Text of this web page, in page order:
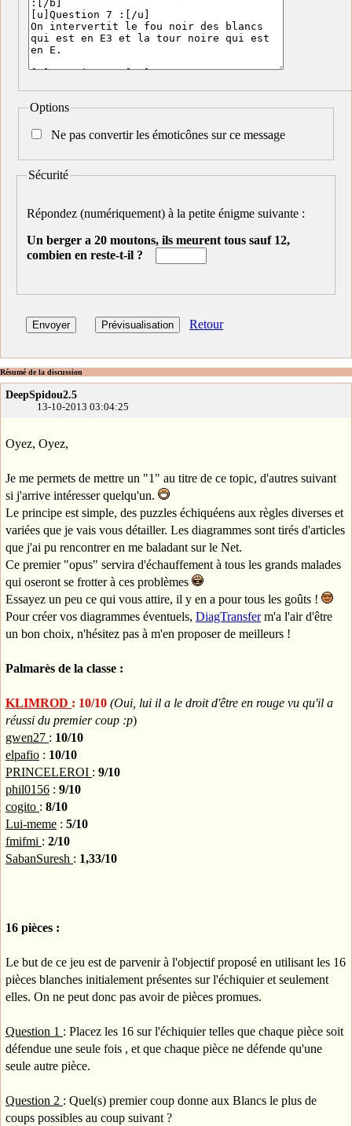
Options
Ne pas convertir les émoticônes sur ce message
Sécurité
Répondez (numériquement) à la petite énigme suivante :
Un berger a 20 moutons, ils meurent tous sauf 12,
combien en reste-t-il ?
Retour
Résumé de la discussion
DeepSpidou2.5
13-10-2013 03:04:25
Oyez, Oyez,
Je me permets de mettre un "1" au titre de ce topic, d'autres suivant
si j'arrive intéresser quelqu'un.
Le principe est simple, des puzzles échiquéens aux règles diverses et
variées que je vais vous détailler. Les diagrammes sont tirés d'articles
que j'ai pu rencontrer en me baladant sur le Net.
Ce premier "opus" servira d'échauffement à tous les grands malades
qui oseront se frotter à ces problèmes
Essayez un peu ce qui vous attire, il y en a pour tous les goûts !
Pour créer vos diagrammes éventuels, DiagTransferm'a l'air d'être
un bon choix, n'hésitez pas à m'en proposer de meilleurs !
Palmarès de la classe :
KLIMROD : 10/10 (Oui, lui il a le droit d'être en rouge vu qu'il a
réussi du premier coup :p)
gwen27 : 10/10
elpafio : 10/10
PRINCELEROI : 9/10
phil0156 : 9/10
cogito : 8/10
Lui-meme : 5/10
fmifmi : 2/10
SabanSuresh : 1,33/10
16 pièces :
Le but de ce jeu est de parvenir à l'objectif proposé en utilisant les 16
pièces blanches initialement présentes sur l'échiquier et seulement
elles. On ne peut donc pas avoir de pièces promues.
Question 1 : Placez les 16 sur l'échiquier telles que chaque pièce soit
défendue une seule fois , et que chaque pièce ne défende qu'une
seule autre pièce.
Question 2 : Quel(s) premier coup donne aux Blancs le plus de
coups possibles au coup suivant ?